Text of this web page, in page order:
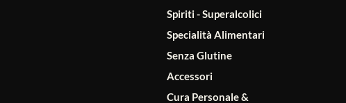
Spiriti - Superalcolici
Specialità Alimentari
Senza Glutine
Accessori
Cura Personale &